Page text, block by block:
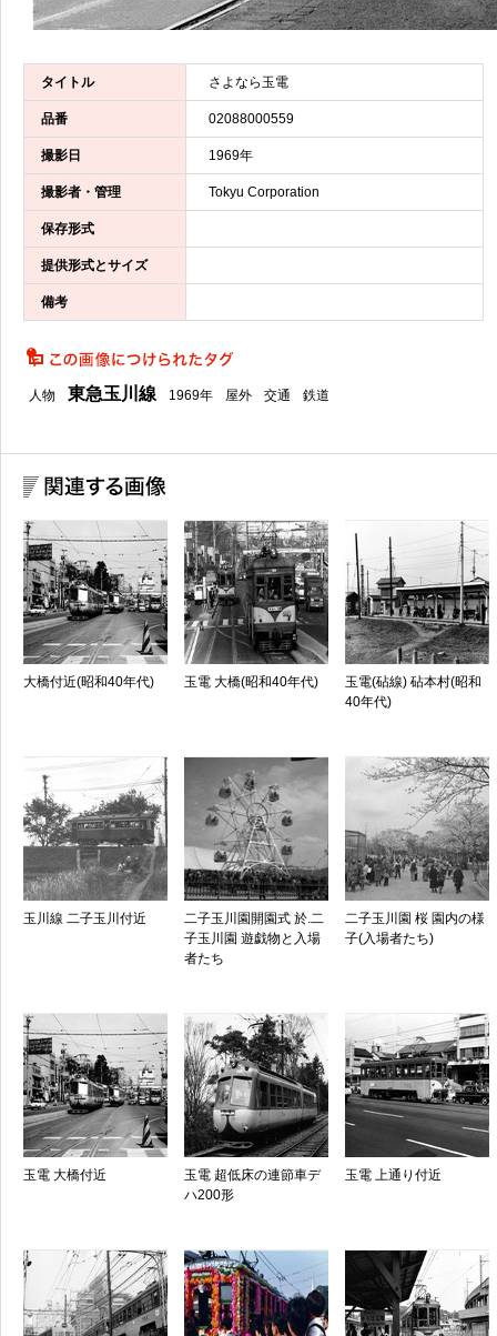
タイトル さよなら玉電
品番 02088000559
撮影日 1969年
撮影者・管理 Tokyu Corporation
保存形式
提供形式とサイズ
備考
人物 東急玉川線 1969年 屋外 交通 鉄道
大橋付近(昭和40年代) 玉電 大橋(昭和40年代)
玉電(砧線) 砧本村(昭和
40年代)
玉川線 二子玉川付近
二子玉川園開園式 於.二
子玉川園 遊戯物と入場
者たち
二子玉川園 桜 園内の様
子(入場者たち)
玉電 大橋付近
玉電 超低床の連節車デ
ハ200形
玉電 上通り付近